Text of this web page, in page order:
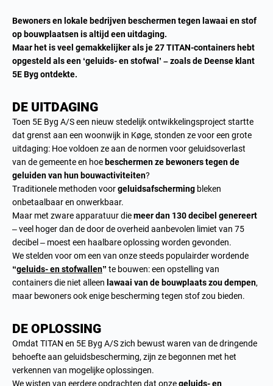
Bewoners en lokale bedrijven beschermen tegen lawaai en stof
op bouwplaatsen is altijd een uitdaging.
Maar het is veel gemakkelijker als je 27 TITAN-containers hebt
opgesteld als een ‘geluids- en stofwal’ – zoals de Deense klant
5E Byg ontdekte.
DE UITDAGING
Toen 5E Byg A/S een nieuw stedelijk ontwikkelingsproject startte
dat grenst aan een woonwijk in Køge, stonden ze voor een grote
uitdaging: Hoe voldoen ze aan de normen voor geluidsoverlast
van de gemeente en hoe beschermen ze bewoners tegen de
geluiden van hun bouwactiviteiten?
Traditionele methoden voorgeluidsafscherming bleken
onbetaalbaar en onwerkbaar.
Maar met zware apparatuur diemeer dan 130 decibel genereert
– veel hoger dan de door de overheid aanbevolen limiet van 75
decibel – moest een haalbare oplossing worden gevonden.
We stelden voor om een van onze steeds populairder wordende
“geluids- en stofwallen” te bouwen: een opstelling van
containers die niet alleen lawaai van de bouwplaats zou dempen,
maar bewoners ook enige bescherming tegen stof zou bieden.
DE OPLOSSING
Omdat TITAN en 5E Byg A/S zich bewust waren van de dringende
behoefte aan geluidsbescherming, zijn ze begonnen met het
verkennen van mogelijke oplossingen.
We wisten van eerdere opdrachten dat onzegeluids- en